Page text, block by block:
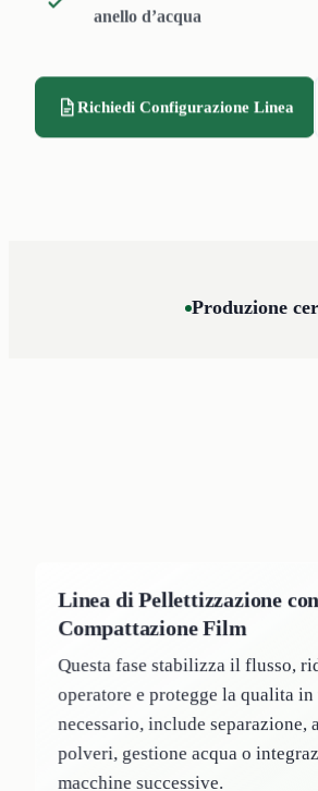
anello d’acqua
Richiedi Configurazione Linea
Produzione
Linea di Pellettizzazione con
Compattazione Film
Questa fase stabilizza il flusso,
operatore e protegge la qualita in
necessario, include separazione,
polveri, gestione acqua o
macchine successive.